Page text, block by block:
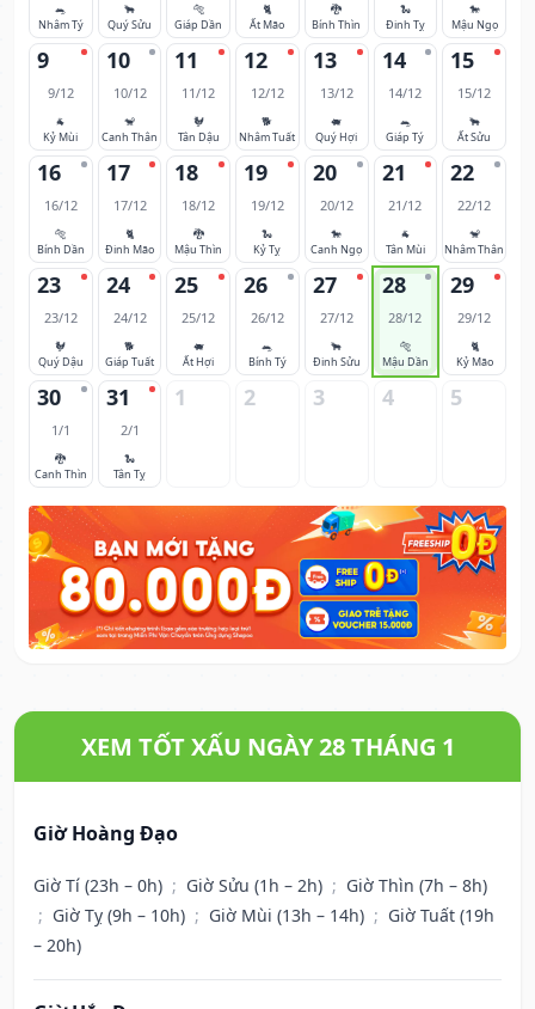
🐀
Nhâm Tý
🐂
Quý Sửu
🐅
Giáp Dần
🐈
Ất Mão
🐉
Bính Thìn
🐍
Đinh Tỵ
🐎
Mậu Ngọ
9
9/12
🐐
Kỷ Mùi
10
10/12
🐒
Canh Thân
11
11/12
🐓
Tân Dậu
12
12/12
🐕
Nhâm Tuất
13
13/12
🐖
Quý Hợi
14
14/12
🐀
Giáp Tý
15
15/12
🐂
Ất Sửu
16
16/12
🐅
Bính Dần
17
17/12
🐈
Đinh Mão
18
18/12
🐉
Mậu Thìn
19
19/12
🐍
Kỷ Tỵ
20
20/12
🐎
Canh Ngọ
21
21/12
🐐
Tân Mùi
22
22/12
🐒
Nhâm Thân
23
23/12
🐓
Quý Dậu
24
24/12
🐕
Giáp Tuất
25
25/12
🐖
Ất Hợi
26
26/12
🐀
Bính Tý
27
27/12
🐂
Đinh Sửu
28
28/12
🐅
Mậu Dần
29
29/12
🐈
Kỷ Mão
30
1/1
🐉
Canh Thìn
31
2/1
🐍
Tân Tỵ
1 2 3 4 5
XEM TỐT XẤU NGÀY 28 THÁNG 1
Giờ Hoàng Đạo
Giờ Tí (23h – 0h) ; Giờ Sửu (1h – 2h) ; Giờ Thìn (7h – 8h)
; Giờ Tỵ (9h – 10h) ; Giờ Mùi (13h – 14h) ; Giờ Tuất (19h
– 20h)